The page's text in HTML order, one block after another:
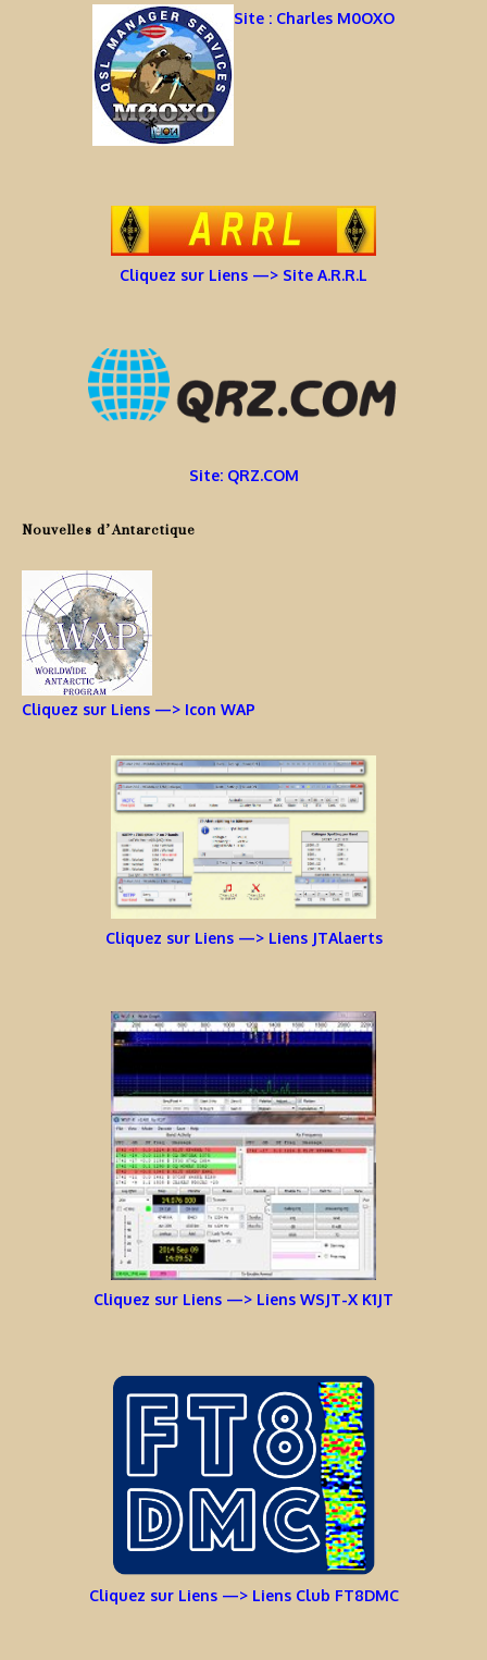
Site : Charles M0OXO
Cliquez sur Liens —> Site A.R.R.L
Site: QRZ.COM
Nouvelles d’Antarctique
Cliquez sur Liens —> Icon WAP
Cliquez sur Liens —> Liens JTAlaerts
Cliquez sur Liens —> Liens WSJT-X K1JT
Cliquez sur Liens —> Liens Club FT8DMC